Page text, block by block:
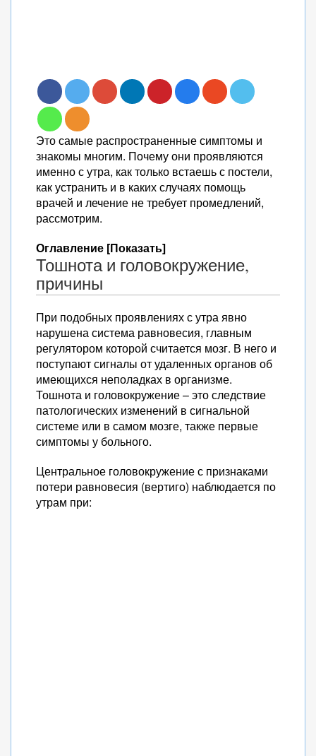
Это самые распространенные симптомы и
знакомы многим. Почему они проявляются
именно с утра, как только встаешь с постели,
как устранить и в каких случаях помощь
врачей и лечение не требует промедлений,
рассмотрим.
Оглавление [Показать]
Тошнота и головокружение,
причины
При подобных проявлениях с утра явно
нарушена система равновесия, главным
регулятором которой считается мозг. В него и
поступают сигналы от удаленных органов об
имеющихся неполадках в организме.
Тошнота и головокружение – это следствие
патологических изменений в сигнальной
системе или в самом мозге, также первые
симптомы у больного.
Центральное головокружение с признаками
потери равновесия (вертиго) наблюдается по
утрам при: